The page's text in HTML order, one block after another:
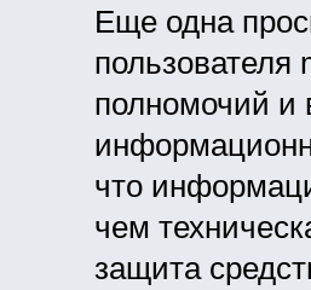
Еще одна
пользователя
полномочий и
что
чем
защита